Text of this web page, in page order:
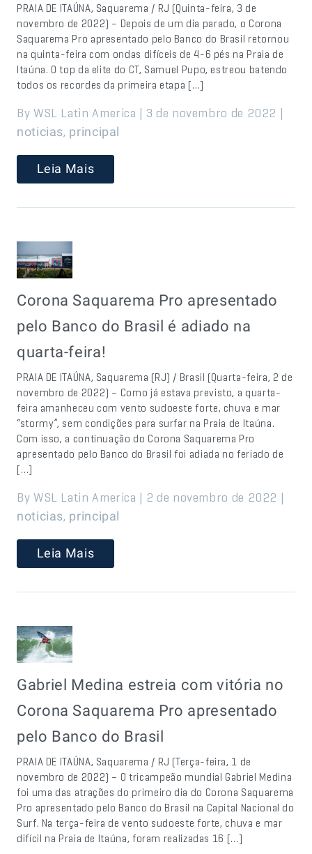
PRAIA DE ITAÚNA, Saquarema / RJ (Quinta-feira, 3 de
novembro de 2022) – Depois de um dia parado, o Corona
Saquarema Pro apresentado pelo Banco do Brasil retornou
na quinta-feira com ondas difíceis de 4-6 pés na Praia de
Itaúna. O top da elite do CT, Samuel Pupo, estreou batendo
todos os recordes da primeira etapa […]
By WSL Latin America | 3 de novembro de 2022 |
noticias, principal
Leia Mais
Corona Saquarema Pro apresentado
pelo Banco do Brasil é adiado na
quarta-feira!
PRAIA DE ITAÚNA, Saquarema (RJ) / Brasil (Quarta-feira, 2 de
novembro de 2022) – Como já estava previsto, a quarta-
feira amanheceu com vento sudoeste forte, chuva e mar
“stormy”, sem condições para surfar na Praia de Itaúna.
Com isso, a continuação do Corona Saquarema Pro
apresentado pelo Banco do Brasil foi adiada no feriado de
[…]
By WSL Latin America | 2 de novembro de 2022 |
noticias, principal
Leia Mais
Gabriel Medina estreia com vitória no
Corona Saquarema Pro apresentado
pelo Banco do Brasil
PRAIA DE ITAÚNA, Saquarema / RJ (Terça-feira, 1 de
novembro de 2022) – O tricampeão mundial Gabriel Medina
foi uma das atrações do primeiro dia do Corona Saquarema
Pro apresentado pelo Banco do Brasil na Capital Nacional do
Surf. Na terça-feira de vento sudoeste forte, chuva e mar
difícil na Praia de Itaúna, foram realizadas 16 […]